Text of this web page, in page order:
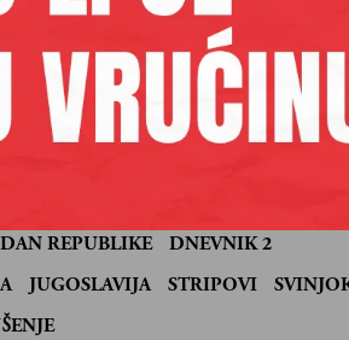
Pretplata
saradnik Velikih priča
DAN REPUBLIKE
DNEVNIK 2
JUGOSLAVIJA STRIPOVI